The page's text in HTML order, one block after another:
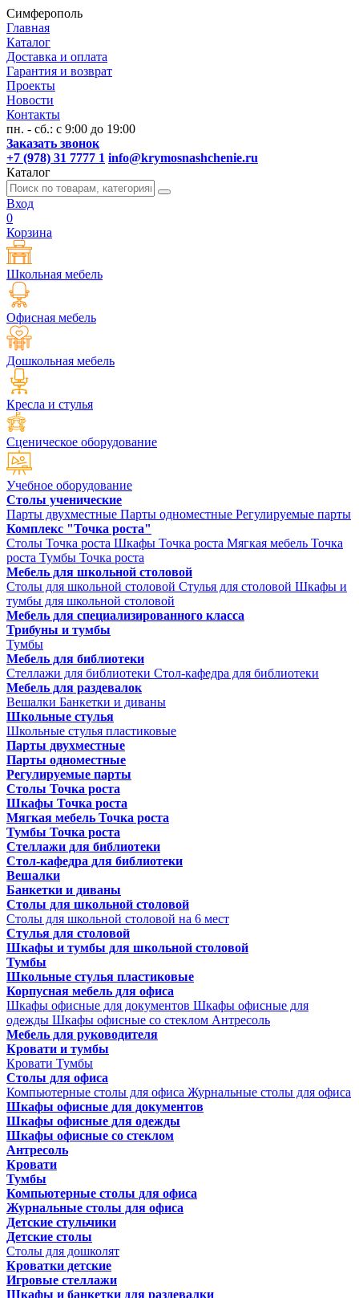
Симферополь
Главная
Каталог
Доставка и оплата
Гарантия и возврат
Проекты
Новости
Контакты
пн. - сб.: с 9:00 до 19:00
Заказать звонок
+7 (978) 31 7777 1 info@krymosnashchenie.ru
Каталог
Вход
0
Корзина
Школьная мебель
Офисная мебель
Дошкольная мебель
Кресла и стулья
Сценическое оборудование
Учебное оборудование
Столы ученические
Парты двухместные Парты одноместные Регулируемые парты
Комплекс "Точка роста"
Столы Точка роста Шкафы Точка роста Мягкая мебель Точка
роста Тумбы Точка роста
Мебель для школьной столовой
Столы для школьной столовой Стулья для столовой Шкафы и
тумбы для школьной столовой
Мебель для специализированного класса
Трибуны и тумбы
Тумбы
Мебель для библиотеки
Стеллажи для библиотеки Стол-кафедра для библиотеки
Мебель для раздевалок
Вешалки Банкетки и диваны
Школьные стулья
Школьные стулья пластиковые
Парты двухместные
Парты одноместные
Регулируемые парты
Столы Точка роста
Шкафы Точка роста
Мягкая мебель Точка роста
Тумбы Точка роста
Стеллажи для библиотеки
Стол-кафедра для библиотеки
Вешалки
Банкетки и диваны
Столы для школьной столовой
Столы для школьной столовой на 6 мест
Стулья для столовой
Шкафы и тумбы для школьной столовой
Тумбы
Школьные стулья пластиковые
Корпусная мебель для офиса
Шкафы офисные для документов Шкафы офисные для
одежды Шкафы офисные со стеклом Антресоль
Мебель для руководителя
Кровати и тумбы
Кровати Тумбы
Столы для офиса
Компьютерные столы для офиса Журнальные столы для офиса
Шкафы офисные для документов
Шкафы офисные для одежды
Шкафы офисные со стеклом
Антресоль
Кровати
Тумбы
Компьютерные столы для офиса
Журнальные столы для офиса
Детские стульчики
Детские столы
Столы для дошколят
Кроватки детские
Игровые стеллажи
Шкафы и банкетки для раздевалки